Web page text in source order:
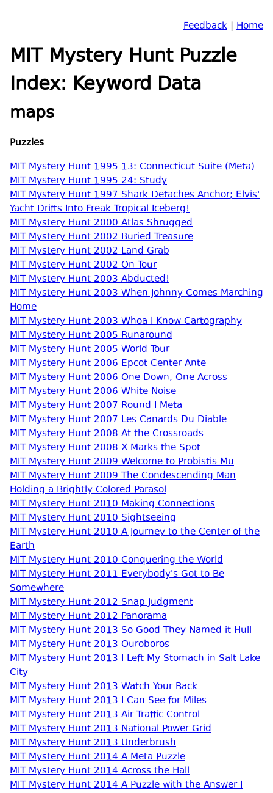
Feedback | Home
MIT Mystery Hunt Puzzle
Index: Keyword Data
maps
Puzzles
MIT Mystery Hunt 1995 13: Connecticut Suite (Meta)
MIT Mystery Hunt 1995 24: Study
MIT Mystery Hunt 1997 Shark Detaches Anchor; Elvis'
Yacht Drifts Into Freak Tropical Iceberg!
MIT Mystery Hunt 2000 Atlas Shrugged
MIT Mystery Hunt 2002 Buried Treasure
MIT Mystery Hunt 2002 Land Grab
MIT Mystery Hunt 2002 On Tour
MIT Mystery Hunt 2003 Abducted!
MIT Mystery Hunt 2003 When Johnny Comes Marching
Home
MIT Mystery Hunt 2003 Whoa-I Know Cartography
MIT Mystery Hunt 2005 Runaround
MIT Mystery Hunt 2005 World Tour
MIT Mystery Hunt 2006 Epcot Center Ante
MIT Mystery Hunt 2006 One Down, One Across
MIT Mystery Hunt 2006 White Noise
MIT Mystery Hunt 2007 Round I Meta
MIT Mystery Hunt 2007 Les Canards Du Diable
MIT Mystery Hunt 2008 At the Crossroads
MIT Mystery Hunt 2008 X Marks the Spot
MIT Mystery Hunt 2009 Welcome to Probistis Mu
MIT Mystery Hunt 2009 The Condescending Man
Holding a Brightly Colored Parasol
MIT Mystery Hunt 2010 Making Connections
MIT Mystery Hunt 2010 Sightseeing
MIT Mystery Hunt 2010 A Journey to the Center of the
Earth
MIT Mystery Hunt 2010 Conquering the World
MIT Mystery Hunt 2011 Everybody's Got to Be
Somewhere
MIT Mystery Hunt 2012 Snap Judgment
MIT Mystery Hunt 2012 Panorama
MIT Mystery Hunt 2013 So Good They Named it Hull
MIT Mystery Hunt 2013 Ouroboros
MIT Mystery Hunt 2013 I Left My Stomach in Salt Lake
City
MIT Mystery Hunt 2013 Watch Your Back
MIT Mystery Hunt 2013 I Can See for Miles
MIT Mystery Hunt 2013 Air Traffic Control
MIT Mystery Hunt 2013 National Power Grid
MIT Mystery Hunt 2013 Underbrush
MIT Mystery Hunt 2014 A Meta Puzzle
MIT Mystery Hunt 2014 Across the Hall
MIT Mystery Hunt 2014 A Puzzle with the Answer I